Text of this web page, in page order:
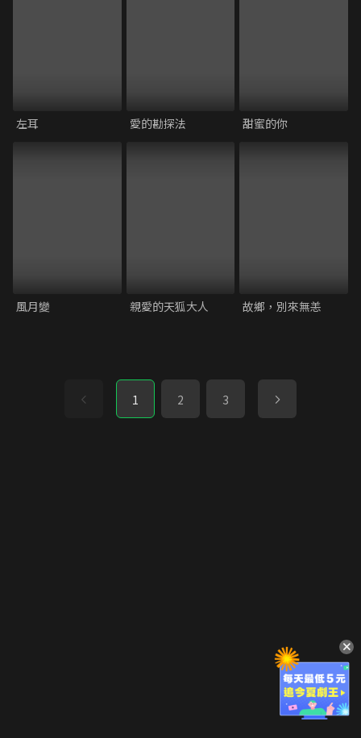
左耳 愛的勘探法 甜蜜的你
風月變 親愛的天狐大人 故鄉，別來無恙
1 2 3